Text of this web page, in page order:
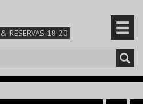
RESERVAS 18 20